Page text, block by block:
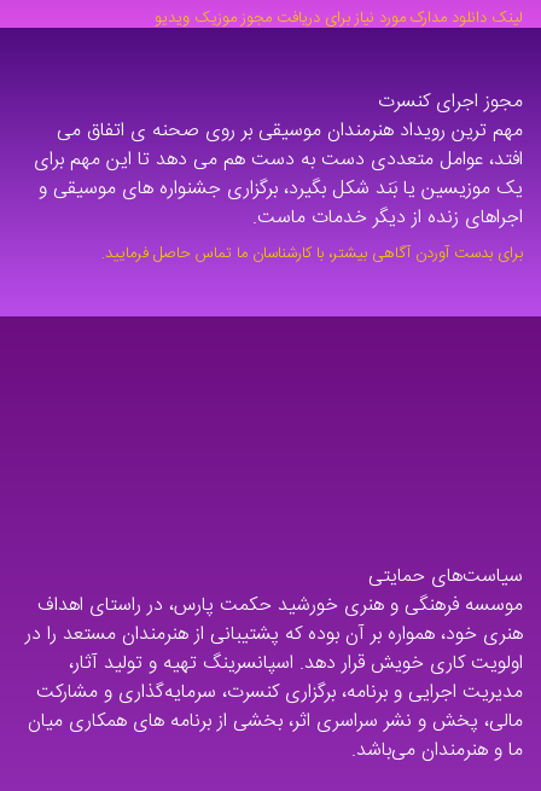
لینک دانلود مدارک مورد نیاز برای دریافت مجوز موزیک ویدیو
مجوز اجرای کنسرت
مهم ترین رویداد هنرمندان موسیقی بر روی صحنه ی اتفاق می
افتد، عوامل متعددی دست به دست هم می دهد تا این مهم برای
یک موزیسین یا بَند شکل بگیرد، برگزاری جشنواره های موسیقی و
اجراهای زنده از دیگر خدمات ماست.
برای بدست آوردن آگاهی بیشتر، با کارشناسان ما تماس حاصل فرمایید.
سیاست‌های حمایتی
موسسه فرهنگی و هنری خورشید حکمت پارس، در راستای اهداف
هنری خود، همواره بر آن بوده که پشتیبانی از هنرمندان مستعد را در
اولویت کاری خویش قرار دهد. اسپانسرینگ تهیه و تولید آثار،
مدیریت اجرایی و برنامه، برگزاری کنسرت، سرمایه‌گذاری و مشارکت
مالی، پخش و نشر سراسری اثر، بخشی از برنامه های همکاری میان
ما و هنرمندان می‌باشد.